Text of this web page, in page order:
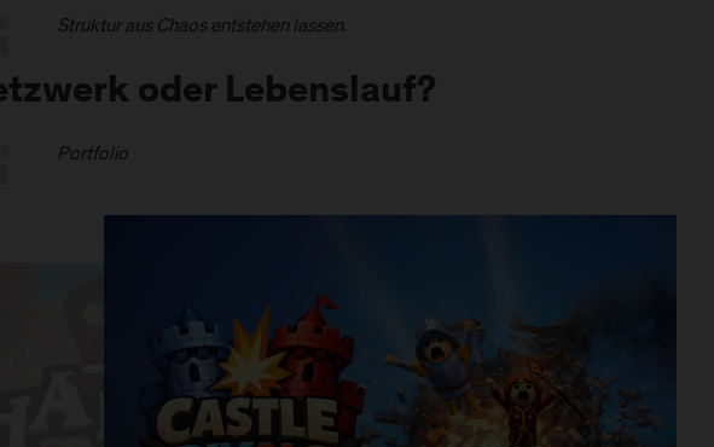
Struktur aus Chaos entstehen lassen.
oder Lebenslauf?
Portfolio